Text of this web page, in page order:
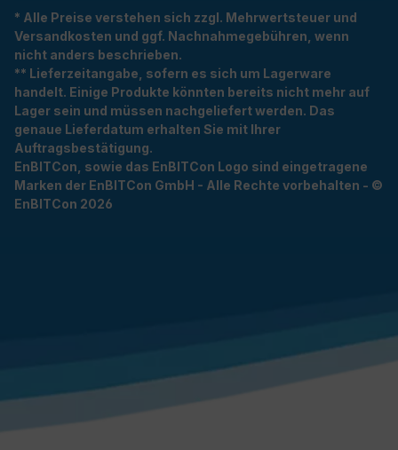
* Alle Preise verstehen sich zzgl. Mehrwertsteuer und
Versandkosten und ggf. Nachnahmegebühren, wenn
nicht anders beschrieben.
** Lieferzeitangabe, sofern es sich um Lagerware
handelt. Einige Produkte könnten bereits nicht mehr auf
Lager sein und müssen nachgeliefert werden. Das
genaue Lieferdatum erhalten Sie mit Ihrer
Auftragsbestätigung.
EnBITCon, sowie das EnBITCon Logo sind eingetragene
Marken der EnBITCon GmbH - Alle Rechte vorbehalten - ©
EnBITCon 2026